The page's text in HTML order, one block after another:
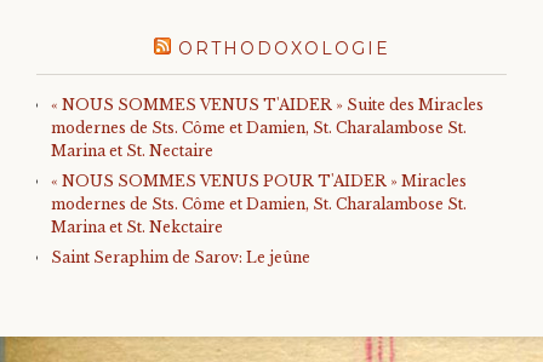
ORTHODOXOLOGIE
« NOUS SOMMES VENUS T'AIDER » Suite des Miracles
modernes de Sts. Côme et Damien, St. Charalambose St.
Marina et St. Nectaire
« NOUS SOMMES VENUS POUR T'AIDER » Miracles
modernes de Sts. Côme et Damien, St. Charalambose St.
Marina et St. Nekctaire
Saint Seraphim de Sarov: Le jeûne